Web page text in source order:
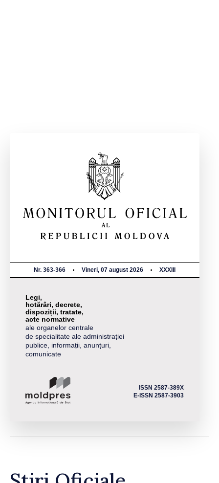
Nr. 363-366 Vineri, 07 august 2026 XXXIII
Legi,
hotărâri, decrete,
dispoziții, tratate,
acte normative
ale organelor centrale
de specialitate ale administrației
publice, informații, anunțuri,
comunicate
ISSN 2587-389X
E-ISSN 2587-3903